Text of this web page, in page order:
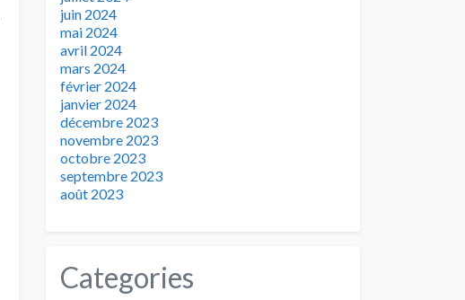
juin 2024
mai 2024
avril 2024
mars 2024
février 2024
janvier 2024
décembre 2023
novembre 2023
octobre 2023
septembre 2023
août 2023
Categories